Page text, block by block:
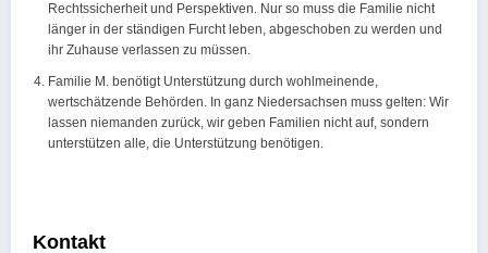
Rechtssicherheit und Perspektiven. Nur so muss die Familie nicht
länger in der ständigen Furcht leben, abgeschoben zu werden und
ihr Zuhause verlassen zu müssen.
Familie M. benötigt Unterstützung durch wohlmeinende,
wertschätzende Behörden. In ganz Niedersachsen muss gelten: Wir
lassen niemanden zurück, wir geben Familien nicht auf, sondern
unterstützen alle, die Unterstützung benötigen.
Kontakt